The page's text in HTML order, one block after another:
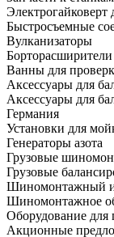
Электрогайковерт
Быстросъемные
Вулканизаторы
Борторасширители
Ванны для
Аксессуары для
Аксессуары для
Германия
Установки для
Генераторы азота
Грузовые
Грузовые
Шиномонтажный
Шиномонтажное
Оборудование для
Акционные